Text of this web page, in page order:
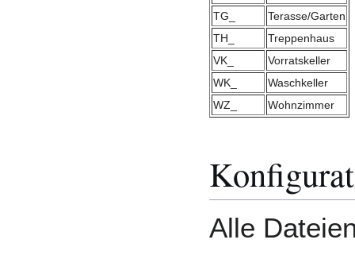
TG_
Terasse/Garten
TH_
Treppenhaus
VK_
Vorratskeller
WK_
Waschkeller
WZ_
Wohnzimmer
Alle